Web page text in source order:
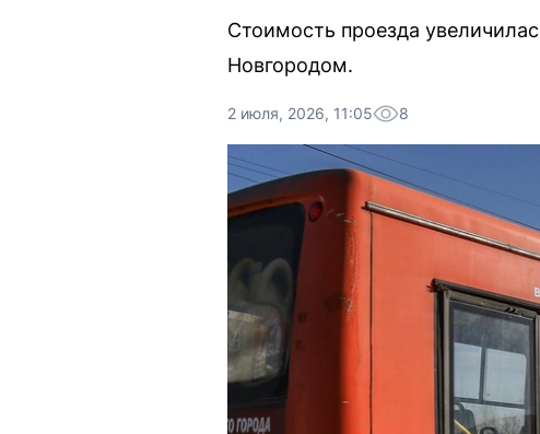
Стоимость проезда
Новгородом.
2 июля, 2026, 11:05 8